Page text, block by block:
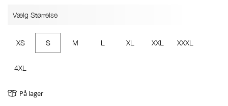
Vælg Størrelse
XS S M L XL XXL XXXL
4XL
På lager